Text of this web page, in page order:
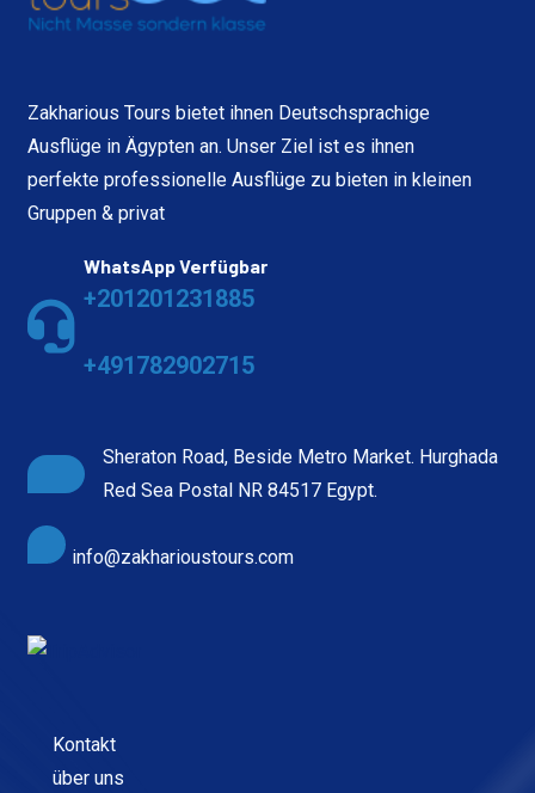
Zakharious Tours bietet ihnen Deutschsprachige
Ausflüge in Ägypten an. Unser Ziel ist es ihnen
perfekte professionelle Ausflüge zu bieten in kleinen
Gruppen & privat
WhatsApp Verfügbar
+201201231885
+491782902715
Sheraton Road, Beside Metro Market. Hurghada
Red Sea Postal NR 84517 Egypt.
info@zakharioustours.com
Kontakt
über uns